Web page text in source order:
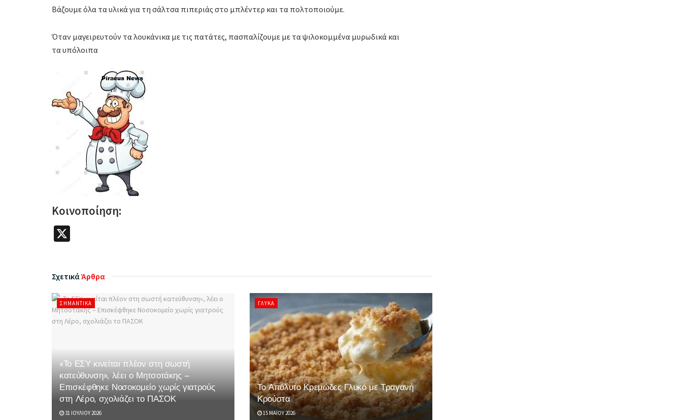
Βάζουμε όλα τα υλικά για τη σάλτσα πιπεριάς στο μπλέντερ και τα πολτοποιούμε.
Όταν μαγειρευτούν τα λουκάνικα με τις πατάτες, πασπαλίζουμε με τα ψιλοκομμένα μυρωδικά και
τα υπόλοιπα
Κοινοποίηση:
ΣχετικάΆρθρα
ΣΗΜΑΝΤΙΚΆ
«Το ΕΣΥ κινείται πλέον στη σωστή
κατεύθυνση», λέει ο Μητσοτάκης –
Επισκέφθηκε Νοσοκομείο χωρίς γιατρούς
στη Λέρο, σχολιάζει το ΠΑΣΟΚ
31 ΙΟΥΛΊΟΥ 2026
ΓΛΥΚΆ
Το Απόλυτο Κρεμώδες Γλυκό με Τραγανή
Κρούστα
15 ΜΑΪ́ΟΥ 2026